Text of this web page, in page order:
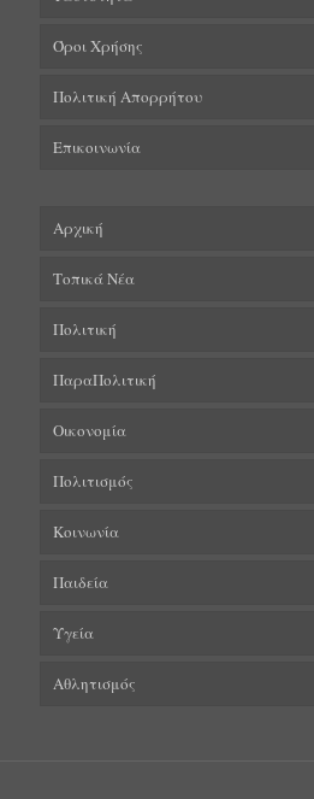
Όροι Χρήσης
Πολιτική Απορρήτου
Επικοινωνία
Αρχική
Τοπικά Νέα
Πολιτική
ΠαραΠολιτική
Οικονομία
Πολιτισμός
Κοινωνία
Παιδεία
Υγεία
Αθλητισμός